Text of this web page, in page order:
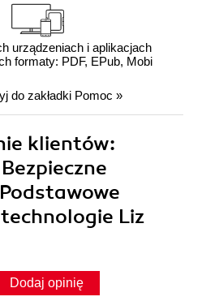
urządzeniach i aplikacjach
formaty: PDF, EPub, Mobi
do zakładki Pomoc »
klientów:
Liz
Dodaj opinię